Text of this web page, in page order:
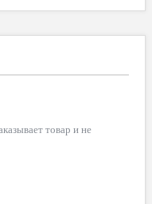
товар и не